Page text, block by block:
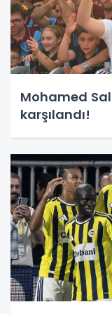
Mohamed
karşılandı!